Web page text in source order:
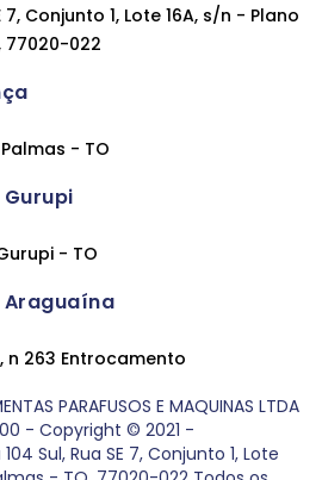
7, Conjunto 1, Lote 16A, s/n - Plano
77020-022
- TO
- TO
Araguaína
n 263 Entrocamento
PARAFUSOS E MAQUINAS LTDA
- Copyright © 2021 -
Sul, Rua SE 7, Conjunto 1, Lote